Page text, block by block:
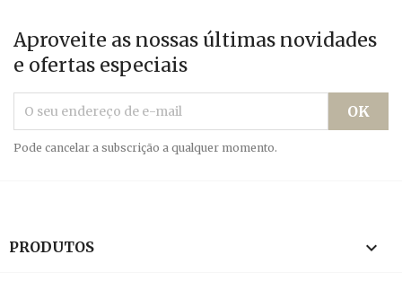
Aproveite as nossas últimas novidades
e ofertas especiais
Pode cancelar a subscrição a qualquer momento.
PRODUTOS 